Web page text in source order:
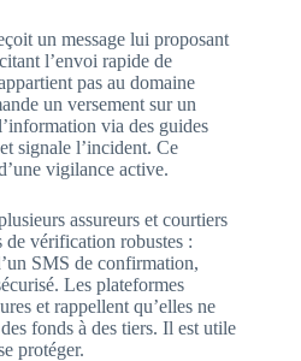
un message lui proposant
l’envoi rapide de
pas au domaine
un versement sur un
via des guides
signale l’incident. Ce
vigilance active.
assureurs et courtiers
de vérification robustes :
SMS de confirmation,
Les plateformes
et rappellent qu’elles ne
fonds à des tiers. Il est utile
protéger.